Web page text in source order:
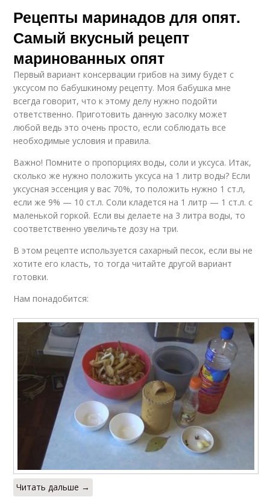
Рецепты маринадов для опят.
Самый вкусный рецепт
маринованных опят
Первый вариант консервации грибов на зиму будет с
уксусом по бабушкиному рецепту. Моя бабушка мне
всегда говорит, что к этому делу нужно подойти
ответственно. Приготовить данную засолку может
любой ведь это очень просто, если соблюдать все
необходимые условия и правила.
Важно! Помните о пропорциях воды, соли и уксуса. Итак,
сколько же нужно положить уксуса на 1 литр воды? Если
уксусная эссенция у вас 70%, то положить нужно 1 ст.л,
если же 9% — 10 ст.л. Соли кладется на 1 литр — 1 ст.л. с
маленькой горкой. Если вы делаете на 3 литра воды, то
соответственно увеличьте дозу на три.
В этом рецепте используется сахарный песок, если вы не
хотите его класть, то тогда читайте другой вариант
готовки.
Нам понадобится:
Читать дальше →